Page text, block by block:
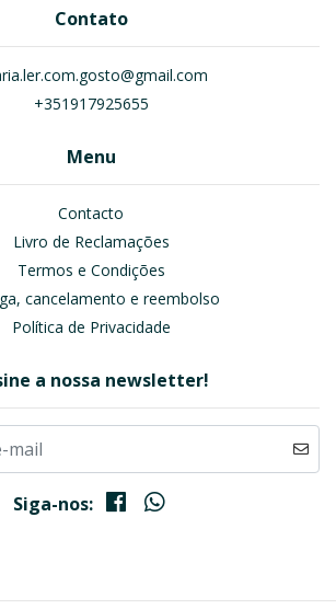
Contato
+351917925655
Menu
Contacto
Livro de Reclamações
Termos e Condições
cancelamento e reembolso
Política de Privacidade
a nossa newsletter!
Siga-nos: